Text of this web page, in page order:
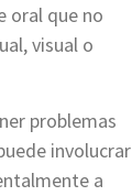
oral que no
visual o
problemas
involucrar
a